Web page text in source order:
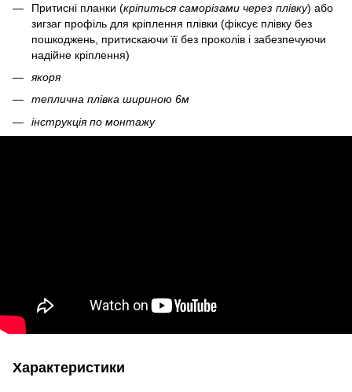
Притисні планки (кріпиться саморізами через плівку) або
зигзаг профіль для кріплення плівки (фіксує плівку без
пошкоджень, притискаючи її без проколів і забезпечуючи
надійне кріплення)
якоря
теплична плівка шириною 6м
інструкція по монтажу
Характеристики